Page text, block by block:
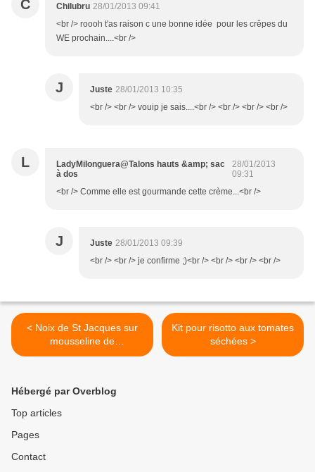
C Chilubru 28/01/2013 09:41
<br /> roooh t'as raison c une bonne idée pour les crêpes du
WE prochain....<br />
J Juste 28/01/2013 10:35
<br /> <br /> vouip je sais....<br /> <br /> <br /> <br />
L
LadyMilonguera@Talons hauts &amp; sac
à dos
28/01/2013
09:31
<br /> Comme elle est gourmande cette crème...<br />
J Juste 28/01/2013 09:39
<br /> <br /> je confirme ;)<br /> <br /> <br /> <br />
< Noix de St Jacques sur
mousseline de
topinambours
Kit pour risotto aux tomates
séchées >
Hébergé par Overblog
Top articles
Pages
Contact